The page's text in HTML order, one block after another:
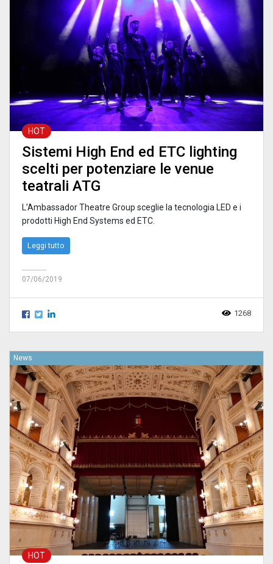
HOT
Sistemi High End ed ETC lighting
scelti per potenziare le venue
teatrali ATG
L’Ambassador Theatre Group sceglie la tecnologia LED e i
prodotti High End Systems ed ETC.
Leggi tutto
07/06/2019
1268
News
HOT